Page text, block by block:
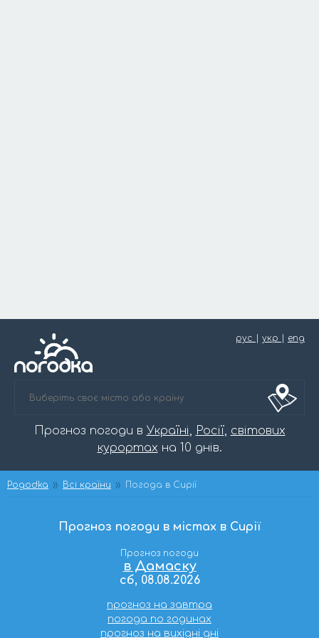
рус укр eng
Прогноз погоди в Україні, Росії, світових
курортах на 10 днів.
Pogodka Всі країни Погода в Сирії
Прогноз погоди в містах в Сирії
Прогноз погоди
в Дамаску
сб, 08.08.2026
прогноз на завтра
погода по годинах
прогноз на вихідні дні